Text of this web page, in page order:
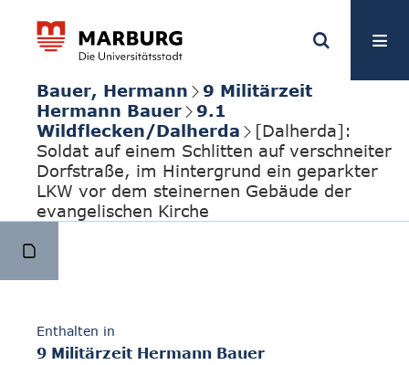
Bauer, Hermann
9 Militärzeit
Hermann Bauer
9.1
Wildflecken/Dalherda
[Dalherda]:
Soldat auf einem Schlitten auf verschneiter
Dorfstraße, im Hintergrund ein geparkter
LKW vor dem steinernen Gebäude der
evangelischen Kirche
Enthalten in
9 Militärzeit Hermann Bauer